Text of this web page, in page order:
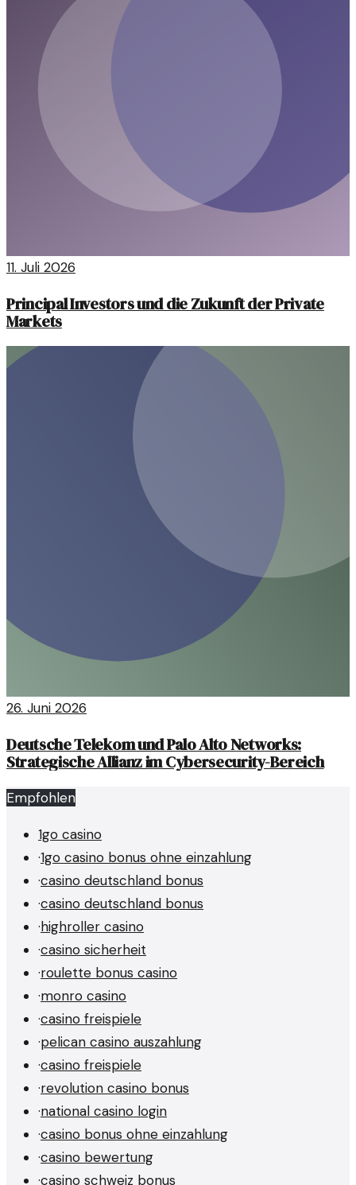
11. Juli 2026
Principal Investors und die Zukunft der Private
Markets
26. Juni 2026
Deutsche Telekom und Palo Alto Networks:
Strategische Allianz im Cybersecurity-Bereich
Empfohlen
1go casino
·1go casino bonus ohne einzahlung
·casino deutschland bonus
·casino deutschland bonus
·highroller casino
·casino sicherheit
·roulette bonus casino
·monro casino
·casino freispiele
·pelican casino auszahlung
·casino freispiele
·revolution casino bonus
·national casino login
·casino bonus ohne einzahlung
·casino bewertung
·casino schweiz bonus